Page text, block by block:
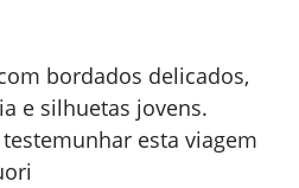
bordados delicados,
e silhuetas jovens.
esta viagem